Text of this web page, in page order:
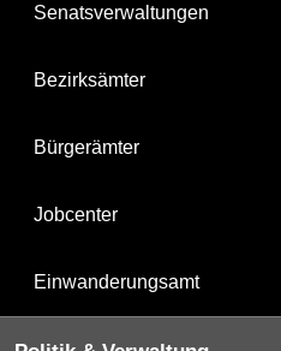
Senatsverwaltungen
Bezirksämter
Bürgerämter
Jobcenter
Einwanderungsamt